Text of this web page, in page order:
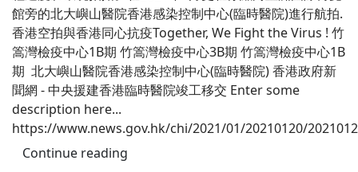
館旁的北大嶼山醫院香港感染控制中心(臨時醫院)進行航拍.
香港空拍與香港同心抗疫Together, We Fight the Virus ! 竹
篙灣檢疫中心1B期 竹篙灣檢疫中心3B期 竹篙灣檢疫中心1B
期 北大嶼山醫院香港感染控制中心(臨時醫院) 香港政府新
聞網 - 中央援建香港臨時醫院竣工移交 Enter some
description here...
https://www.news.gov.hk/chi/2021/01/20210120/
Continue reading